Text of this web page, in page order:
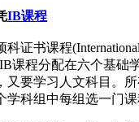
IB课程
证书课程(International
IB课程分配在六个基础
又要学习人文科目。
学科组中每组选一门课